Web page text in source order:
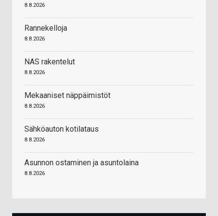
8.8.2026
Rannekelloja
8.8.2026
NAS rakentelut
8.8.2026
Mekaaniset näppäimistöt
8.8.2026
Sähköauton kotilataus
8.8.2026
Asunnon ostaminen ja asuntolaina
8.8.2026